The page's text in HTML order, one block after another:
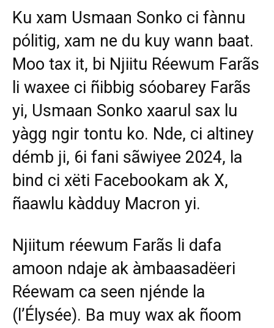
Ku xam Usmaan Sonko ci fànnu
pólitig, xam ne du kuy wann baat.
Moo tax it, bi Njiitu Réewum Farãs
li waxee ci ñibbig sóobarey Farãs
yi, Usmaan Sonko xaarul sax lu
yàgg ngir tontu ko. Nde, ci altiney
démb ji, 6i fani sãwiyee 2024, la
bind ci xëti Facebookam ak X,
ñaawlu kàdduy Macron yi.
Njiitum réewum Farãs li dafa
amoon ndaje ak àmbaasadëeri
Réewam ca seen njénde la
(l’Élysée). Ba muy wax ak ñoom